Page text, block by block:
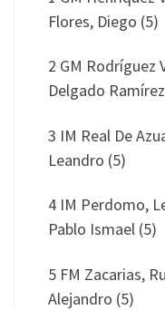
Flores, Diego (5)
2 GM Rodríguez
Delgado
3 IM Real De
Leandro (5)
4 IM Perdomo,
Pablo Ismael (5)
5 FM Zacarias,
Alejandro (5)